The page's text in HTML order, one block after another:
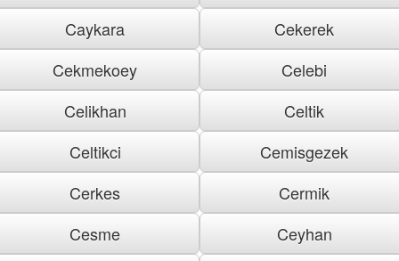
Caykara
Cekerek
Cekmekoey
Celebi
Celikhan
Celtik
Celtikci
Cemisgezek
Cerkes
Cermik
Cesme
Ceyhan